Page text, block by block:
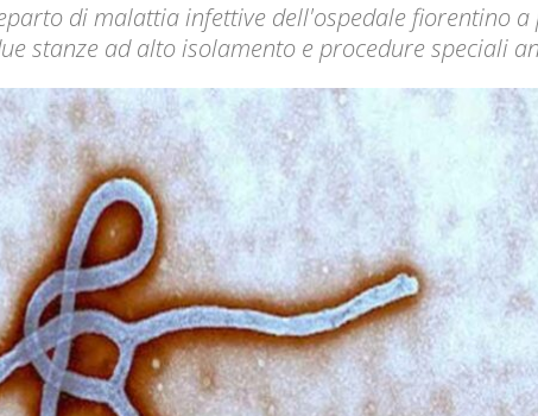
di malattia infettive dell'ospedale fiorentino
stanze ad alto isolamento e procedure speciali